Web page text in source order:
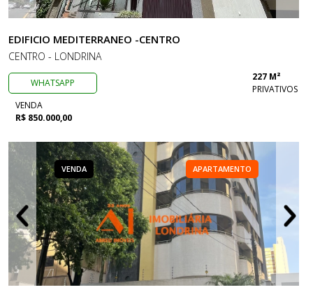
EDIFICIO MEDITERRANEO -CENTRO
CENTRO - LONDRINA
WHATSAPP
227 M²
PRIVATIVOS
VENDA
R$ 850.000,00
VENDA APARTAMENTO